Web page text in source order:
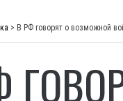
> В РФ говорят о возможной